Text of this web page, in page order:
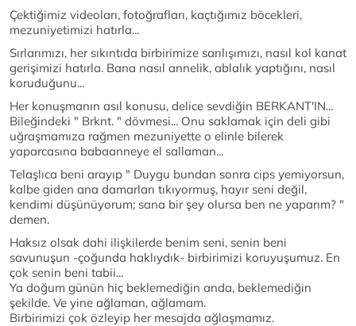
Çektiğimiz videoları, fotoğrafları, kaçtığımız böcekleri,
mezuniyetimizi hatırla...
Sırlarımızı, her sıkıntıda birbirimize sarılışımızı, nasıl kol kanat
gerişimizi hatırla. Bana nasıl annelik, ablalık yaptığını, nasıl
koruduğunu...
Her konuşmanın asıl konusu, delice sevdiğin BERKANT'IN...
Bileğindeki " Brknt. " dövmesi... Onu saklamak için deli gibi
uğraşmamıza rağmen mezuniyette o elinle bilerek
yaparcasına babaanneye el sallaman...
Telaşlıca beni arayıp " Duygu bundan sonra cips yemiyorsun,
kalbe giden ana damarları tıkıyormuş, hayır seni değil,
kendimi düşünüyorum; sana bir şey olursa ben ne yaparım? "
demen.
Haksız olsak dahi ilişkilerde benim seni, senin beni
savunuşun -çoğunda haklıydık- birbirimizi koruyuşumuz. En
çok senin beni tabii...
Ya doğum günün hiç beklemediğin anda, beklemediğin
şekilde. Ve yine ağlaman, ağlamam.
Birbirimizi çok özleyip her mesajda ağlaşmamız.